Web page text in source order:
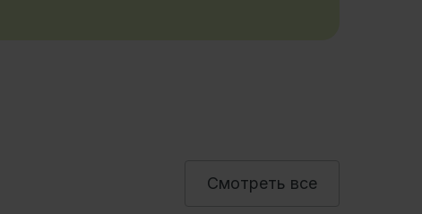
Смотреть все